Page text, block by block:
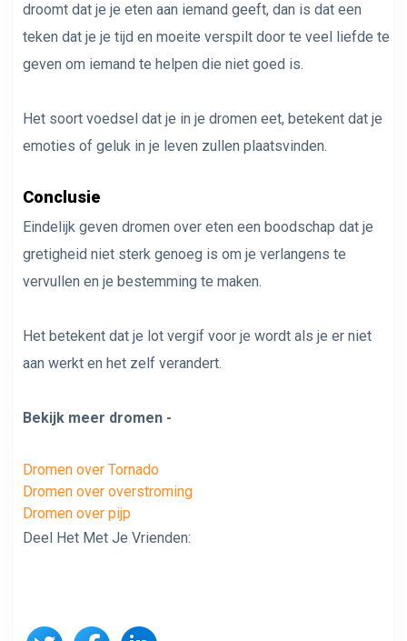
droomt dat je je eten aan iemand geeft, dan is dat een
teken dat je je tijd en moeite verspilt door te veel liefde te
geven om iemand te helpen die niet goed is.
Het soort voedsel dat je in je dromen eet, betekent dat je
emoties of geluk in je leven zullen plaatsvinden.
Conclusie
Eindelijk geven dromen over eten een boodschap dat je
gretigheid niet sterk genoeg is om je verlangens te
vervullen en je bestemming te maken.
Het betekent dat je lot vergif voor je wordt als je er niet
aan werkt en het zelf verandert.
Bekijk meer dromen -
Dromen over Tornado
Dromen over overstroming
Dromen over pijp
Deel Het Met Je Vrienden: